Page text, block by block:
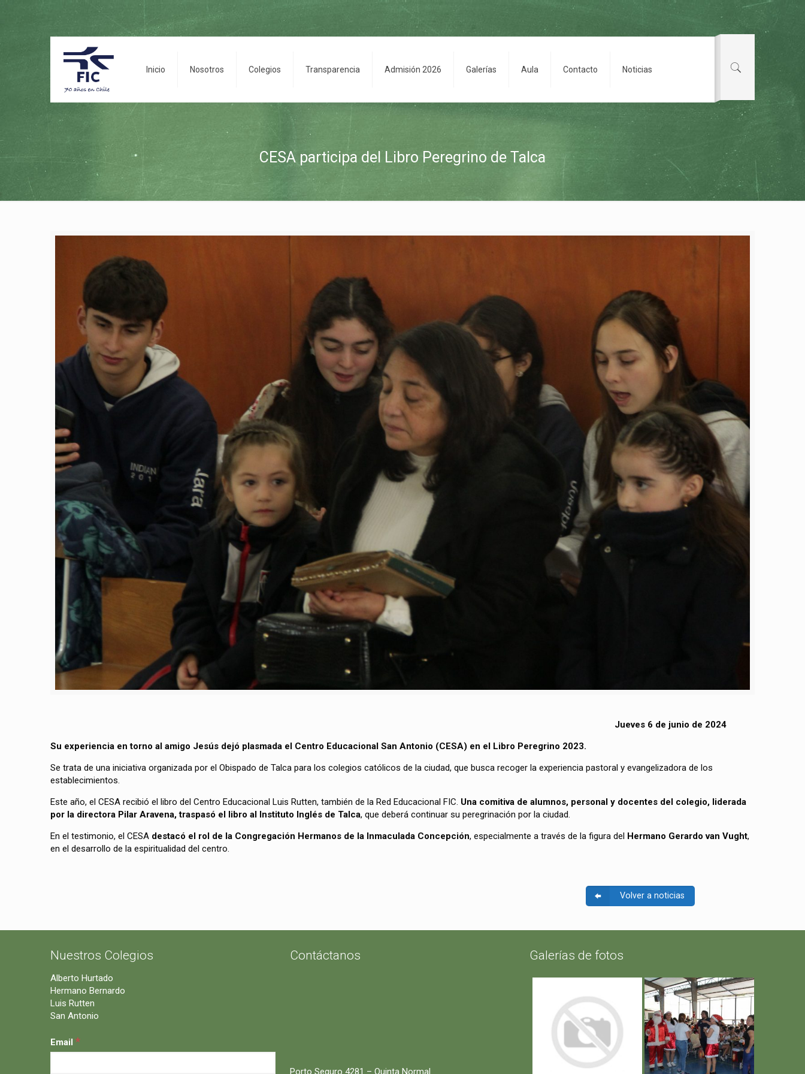
Inicio Nosotros Colegios Transparencia Admisión 2026 Galerías Aula Contacto Noticias
CESA participa del Libro Peregrino de Talca
Jueves 6 de junio de 2024
Su experiencia en torno al amigo Jesús dejó plasmada el Centro Educacional San Antonio (CESA) en el Libro Peregrino 2023.
Se trata de una iniciativa organizada por el Obispado de Talca para los colegios católicos de la ciudad, que busca recoger la experiencia pastoral y evangelizadora de los
establecimientos.
Este año, el CESA recibió el libro del Centro Educacional Luis Rutten, también de la Red Educacional FIC. Una comitiva de alumnos, personal y docentes del colegio, liderada
por la directora Pilar Aravena, traspasó el libro al Instituto Inglés de Talca, que deberá continuar su peregrinación por la ciudad.
En el testimonio, el CESA destacó el rol de la Congregación Hermanos de la Inmaculada Concepción, especialmente a través de la figura del Hermano Gerardo van Vught,
en el desarrollo de la espiritualidad del centro.
Volver a noticias
Nuestros Colegios
Alberto Hurtado
Hermano Bernardo
Luis Rutten
San Antonio
Email *
Contáctanos
Porto Seguro 4281 – Quinta Normal
Galerías de fotos